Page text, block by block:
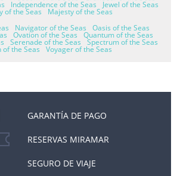
Independence of the Seas Jewel of the Seas
of the Seas
Majesty of the Seas
Navigator of the Seas Oasis of the Seas
Ovation of the Seas Quantum of the Seas
Serenade of the Seas Spectrum of the Seas
of the Seas Voyager of the Seas
GARANTÍA DE PAGO
RESERVAS MIRAMAR
SEGURO DE VIAJE